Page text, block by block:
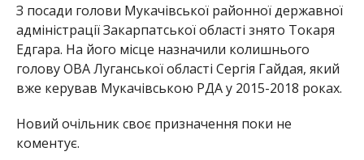
З посади голови Мукачівської районної державної
адміністрації Закарпатської області знято Токаря
Едгара. На його місце назначили колишнього
голову ОВА Луганської області Сергія Гайдая, який
вже керував Мукачівською РДА у 2015-2018 роках.
Новий очільник своє призначення поки не
коментує.